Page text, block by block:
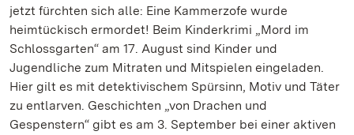
jetzt fürchten sich alle: Eine Kammerzofe wurde
heimtückisch ermordet! Beim Kinderkrimi „Mord im
Schlossgarten“ am 17. August sind Kinder und
Jugendliche zum Mitraten und Mitspielen eingeladen.
Hier gilt es mit detektivischem Spürsinn, Motiv und Täter
zu entlarven. Geschichten „von Drachen und
Gespenstern“ gibt es am 3. September bei einer aktiven